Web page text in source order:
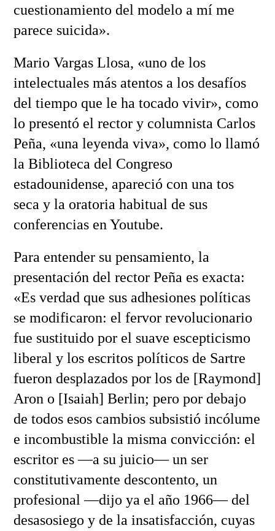
cuestionamiento del modelo a mí me
parece suicida».
Mario Vargas Llosa, «uno de los
intelectuales más atentos a los desafíos
del tiempo que le ha tocado vivir», como
lo presentó el rector y columnista Carlos
Peña, «una leyenda viva», como lo llamó
la Biblioteca del Congreso
estadounidense, apareció con una tos
seca y la oratoria habitual de sus
conferencias en Youtube.
Para entender su pensamiento, la
presentación del rector Peña es exacta:
«Es verdad que sus adhesiones políticas
se modificaron: el fervor revolucionario
fue sustituido por el suave escepticismo
liberal y los escritos políticos de Sartre
fueron desplazados por los de [Raymond]
Aron o [Isaiah] Berlin; pero por debajo
de todos esos cambios subsistió incólume
e incombustible la misma convicción: el
escritor es —a su juicio— un ser
constitutivamente descontento, un
profesional —dijo ya el año 1966— del
desasosiego y de la insatisfacción, cuyas